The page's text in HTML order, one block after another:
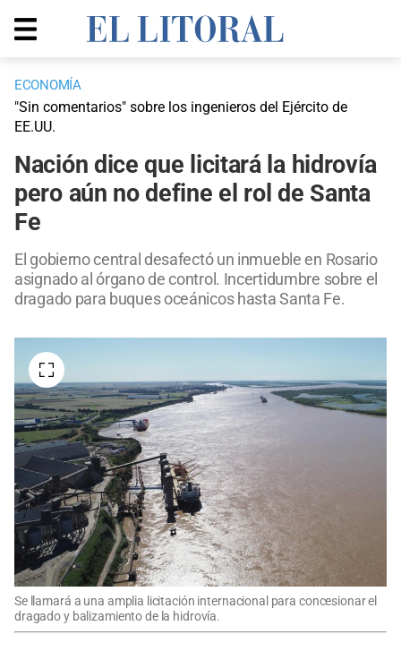
ECONOMÍA
"Sin comentarios" sobre los ingenieros del Ejército de
EE.UU.
Nación dice que licitará la hidrovía
pero aún no define el rol de Santa
Fe
El gobierno central desafectó un inmueble en Rosario
asignado al órgano de control. Incertidumbre sobre el
dragado para buques oceánicos hasta Santa Fe.
Se llamará a una amplia licitación internacional para concesionar el
dragado y balizamiento de la hidrovía.